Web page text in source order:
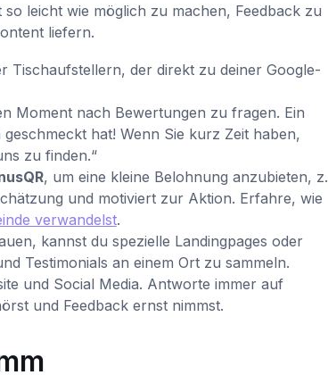
leicht wie möglich zu machen, Feedback zu
liefern.
Tischaufstellern, der direkt zu deiner Google-
Moment nach Bewertungen zu fragen. Ein
hat! Wenn Sie kurz Zeit haben,
zu finden.“
, um eine kleine Belohnung anzubieten, z.
und motiviert zur Aktion. Erfahre, wie
verwandelst.
kannst du spezielle Landingpages oder
Testimonials an einem Ort zu sammeln.
und Social Media. Antworte immer auf
und Feedback ernst nimmst.